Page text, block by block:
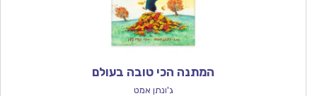
המתנה הכי טובה בעולם
ג'ונתן אמט